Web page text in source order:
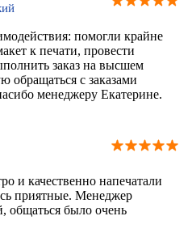
помогли крайне
к печати, провести
заказ на высшем
обращаться с заказами
менеджеру Екатерине.
и качественно напечатали
приятные. Менеджер
было очень